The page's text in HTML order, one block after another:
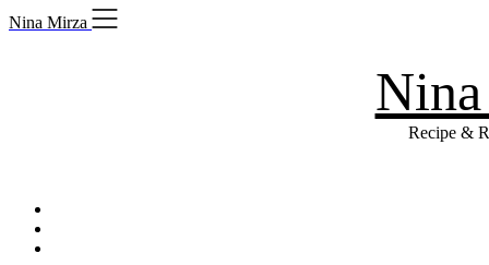
Skip
to
Nina Mirza
Recipe &